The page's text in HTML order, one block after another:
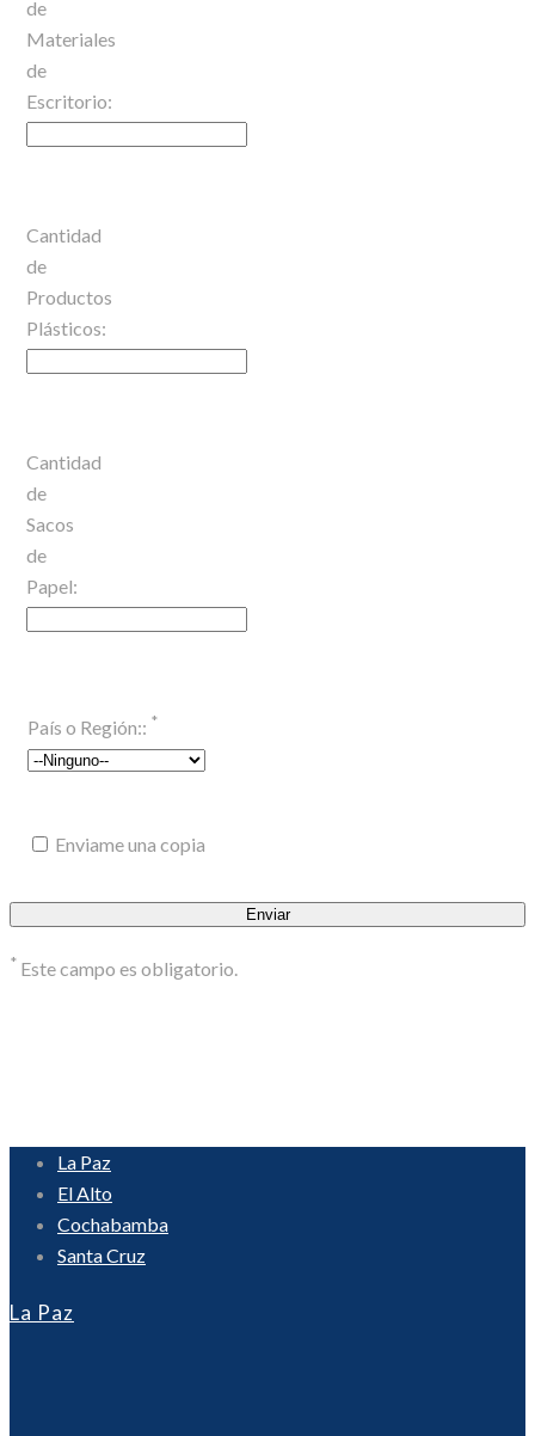
de
Materiales
de
Escritorio:
Cantidad
de
Productos
Plásticos:
Cantidad
de
Sacos
de
Papel:
País o Región:: *
Enviame una copia
* Este campo es obligatorio.
La Paz
El Alto
Cochabamba
Santa Cruz
La Paz